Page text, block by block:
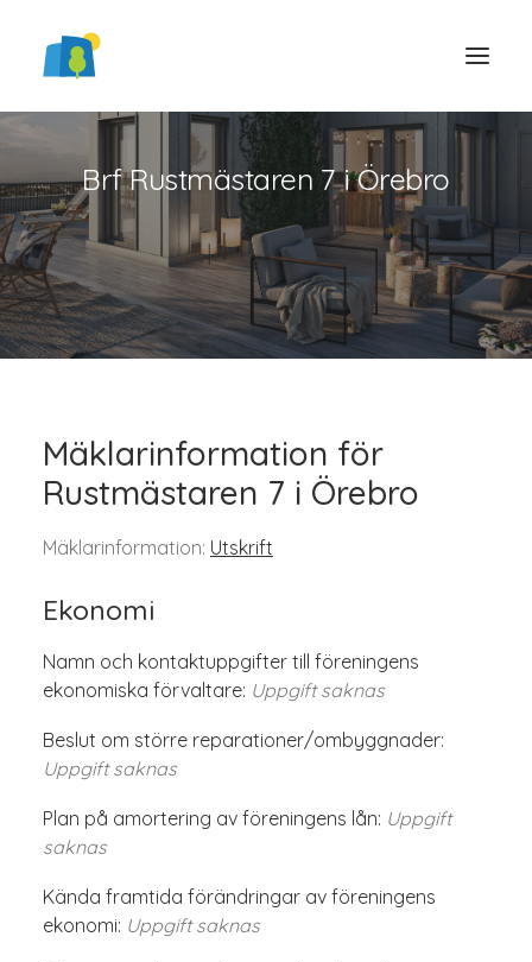
LOGGA IN
Brf Rustmästaren 7 i Örebro
Mäklarinformation för
Rustmästaren 7 i Örebro
Mäklarinformation: Utskrift
Ekonomi
Namn och kontaktuppgifter till föreningens
ekonomiska förvaltare: Uppgift saknas
Beslut om större reparationer/ombyggnader:
Uppgift saknas
Plan på amortering av föreningens lån: Uppgift
saknas
Kända framtida förändringar av föreningens
ekonomi: Uppgift saknas